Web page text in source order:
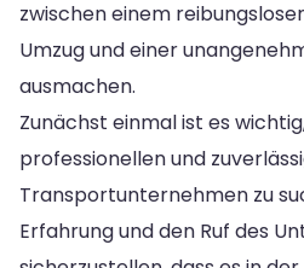
zwischen einem
Umzug und einer
ausmachen.
Zunächst einmal ist es
professionellen und
Transportunternehmen zu
Erfahrung und den Ruf des